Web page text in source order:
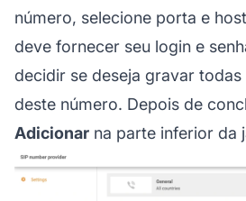
número, selecione porta e
deve fornecer seu login e
decidir se deseja gravar todas
deste número. Depois de
Adicionar na parte inferior da